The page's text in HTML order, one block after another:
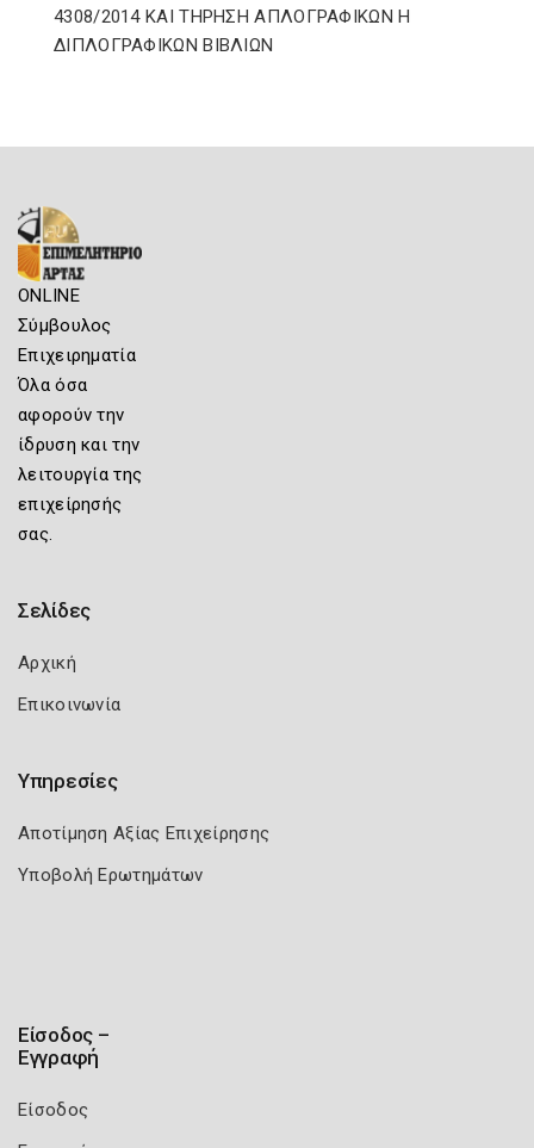
4308/2014 ΚΑΙ ΤΗΡΗΣΗ ΑΠΛΟΓΡΑΦΙΚΩΝ Η
ΔΙΠΛΟΓΡΑΦΙΚΩΝ ΒΙΒΛΙΩΝ
ONLINE
Σύμβουλος
Επιχειρηματία
Όλα όσα
αφορούν την
ίδρυση και την
λειτουργία της
επιχείρησής
σας.
Σελίδες
Αρχική
Επικοινωνία
Υπηρεσίες
Αποτίμηση Αξίας Επιχείρησης
Υποβολή Ερωτημάτων
Είσοδος –
Εγγραφή
Είσοδος